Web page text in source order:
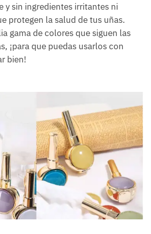
y sin ingredientes irritantes ni
protegen la salud de tus uñas.
gama de colores que siguen las
¡para que puedas usarlos con
bien!